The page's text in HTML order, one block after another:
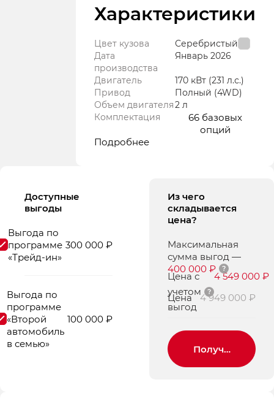
Характеристики
Цвет кузова
Серебристый
Дата
производства
Январь 2026
Двигатель 170 кВт (231 л.с.)
Привод
Полный (4WD)
Объем двигателя2 л
Комплектация
66 базовых
опций
Подробнее
Доступные
выгоды
300 000 ₽
Выгода по
программе
«Трейд-ин»
100 000 ₽
Выгода по
программе
«Второй
автомобиль
в семью»
Из чего
складывается
цена?
Максимальная
сумма выгод —
400 000 ₽
Цена с
учетом
выгод
4 549 000 ₽
Цена
4 949 000 ₽
Получить